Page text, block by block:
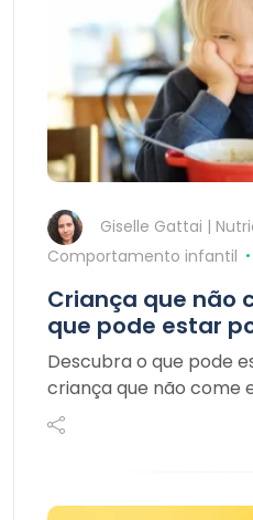
Giselle Gattai |
Comportamento infantil
Criança que não
que pode estar
Descubra o que pode
criança que não come